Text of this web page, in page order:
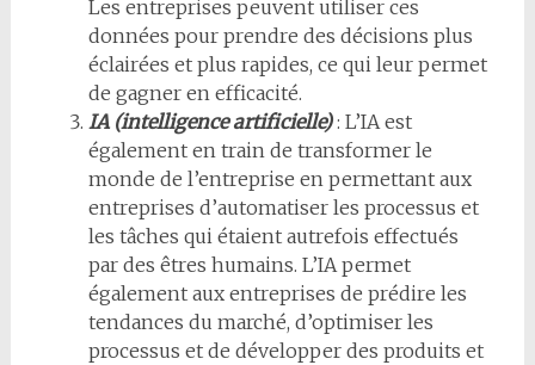
Les entreprises peuvent utiliser ces
données pour prendre des décisions plus
éclairées et plus rapides, ce qui leur permet
de gagner en efficacité.
IA (intelligence artificielle): L’IA est
également en train de transformer le
monde de l’entreprise en permettant aux
entreprises d’automatiser les processus et
les tâches qui étaient autrefois effectués
par des êtres humains. L’IA permet
également aux entreprises de prédire les
tendances du marché, d’optimiser les
processus et de développer des produits et